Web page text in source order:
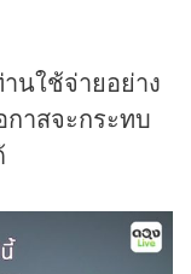
นใช้จ่ายอย่าง
กาสจะกระทบ